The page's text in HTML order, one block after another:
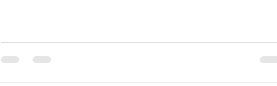
se parece cada vez más a las grandes competiciones
tecnológicas del siglo XX